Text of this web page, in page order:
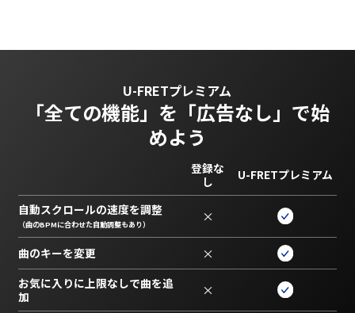
U-FRETプレミアム
「全ての機能」を 「広告なし」で始
めよう
登録な
し
U-FRETプレミアム
自動スクロールの速度を調整
（曲のBPMに合わせた自動調整もあり） ×
曲のキーを変更 ×
お気に入りに上限なしで曲を追
加
×